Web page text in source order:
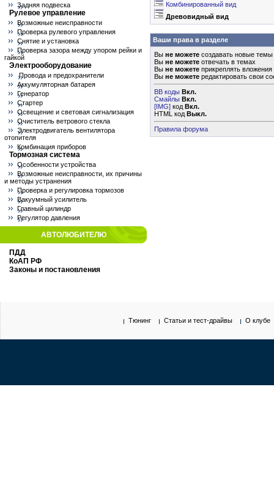
Задняя подвеска
Рулевое управление
Возможные неисправности
Проверка рулевого управления
Снятие и установка
Проверка зазора между упором рейки и
гайкой
Электрооборудование
Провода и предохранители
Аккумуляторная батарея
Генератор
Стартер
Освещение и световая сигнализация
Очиститель ветрового стекла
Электродвигатель вентилятора
отопителя
Комбинация приборов
Тормозная система
Особенности устройства
Возможные неисправности, их причины
и методы устранения
Проверка и регулировка тормозов
Вакуумный усилитель
Главный цилиндр
Регулятор давления
АВТОЛЮБИТЕЛЮ
ПДД
КоАП РФ
Законы и постановления
Комбинированный вид
Древовидный вид
Ваши права в разделе
Вы не можете создавать новые темы
Вы не можете отвечать в темах
Вы не можете прикреплять вложения
Вы не можете редактировать свои
BB коды Вкл.
Смайлы Вкл.
[IMG] код Вкл.
HTML код Выкл.
Правила форума
Тюнинг Статьи и тест-драйвы О клубе